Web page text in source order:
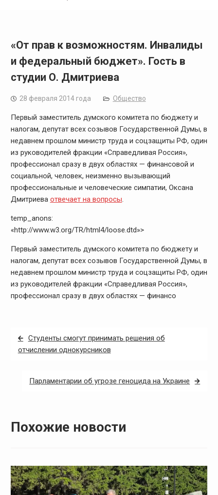
«От прав к возможностям. Инвалиды
и федеральный бюджет». Гость в
студии О. Дмитриева
28 февраля 2014 года Общество
Первый заместитель думского комитета по бюджету и
налогам, депутат всех созывов Государственной Думы, в
недавнем прошлом министр труда и соцзащиты РФ, один
из руководителей фракции «Справедливая Россия»,
профессионал сразу в двух областях — финансовой и
социальной, человек, неизменно вызывающий
профессиональные и человеческие симпатии, Оксана
Дмитриева отвечает на вопросы.
temp_anons:
«http://www.w3.org/TR/html4/loose.dtd»>
Первый заместитель думского комитета по бюджету и
налогам, депутат всех созывов Государственной Думы, в
недавнем прошлом министр труда и соцзащиты РФ, один
из руководителей фракции «Справедливая Россия»,
профессионал сразу в двух областях — финансо
Навигация
по
Студенты смогут принимать решения об
отчислении однокурсников
Парламентарии об угрозе геноцида на Украине
Похожие новости